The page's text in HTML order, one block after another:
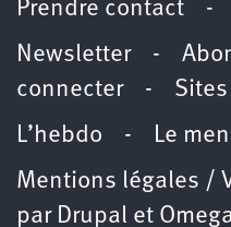
Prendre contact -
Newsletter -
connecter-
L’hebdo - Le
Mentions légales /
par Drupal et